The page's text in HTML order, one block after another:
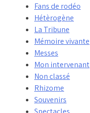
Fans de rodéo
Hétèrogène
La Tribune
Mémoire vivante
Messes
Mon intervenant
Non classé
Rhizome
Souvenirs